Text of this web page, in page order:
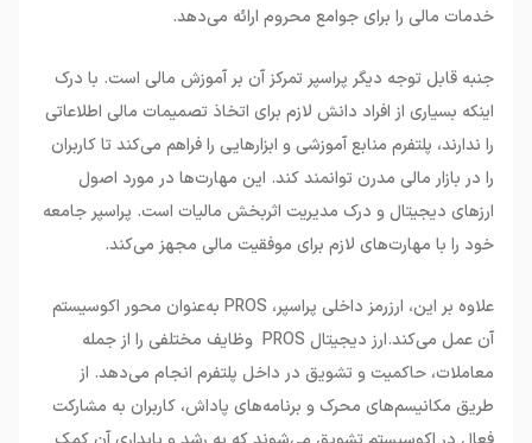
خدمات مالی را برای جوامع محروم ارائه می‌دهد.
جنبه قابل توجه دیگر پراسپر تمرکز آن بر آموزش مالی است. با درک
اینکه بسیاری از افراد دانش لازم برای اتخاذ تصمیمات مالی اطلاعاتی
را ندارند، پلتفرم منابع آموزشی و ابزارهایی را فراهم می‌کند تا کاربران
را در بازار مالی مدرن توانمند کند. این مهارت‌ها در مورد اصول
ارزهای دیجیتال و درک مدیریت اثربخش مالیات است. پراسپر جامعه
خود را با مهارت‌های لازم برای موفقیت مالی مجهز می‌کند.
علاوه بر این، ارزرمز داخلی پراسپر، PROS به‌عنوان محور اکوسیستم
آن عمل می‌کند.ارز دیجیتال PROS وظایف مختلفی را از جمله
معاملات، حاکمیت و تشویق در داخل پلتفرم انجام می‌دهد. از
طریق مکانیسم‌های محرک و برنامه‌های پاداش، کاربران به مشارکت